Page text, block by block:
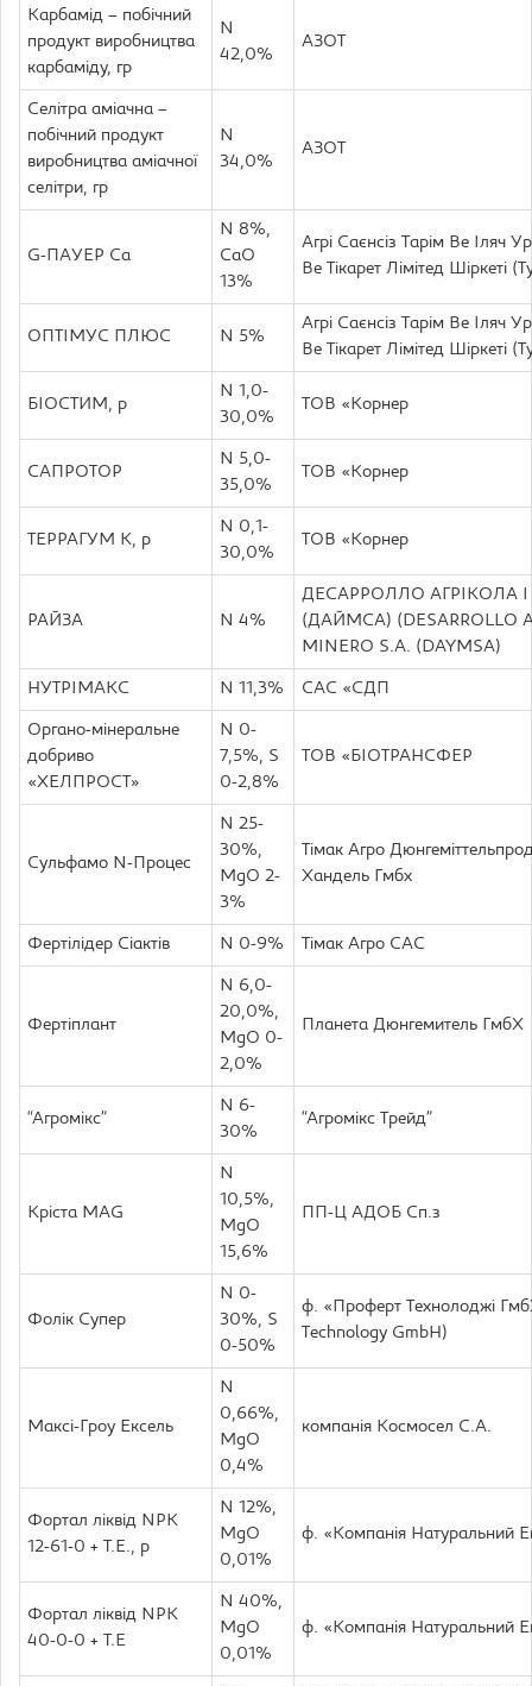
Карбамід – побічний
продукт виробництва
карбаміду, гр
N
42,0%
АЗОТ
Селітра аміачна –
побічний продукт
виробництва аміачної
селітри, гр
N
34,0%
АЗОТ
G-ПАУЕР Cа
N 8%,
CaO
13%
Агрі Саєнсіз Тарім Ве Іляч
Ве Тікарет Лімітед Шіркеті
ОПТІМУС ПЛЮС N 5%
Агрі Саєнсіз Тарім Ве Іляч
Ве Тікарет Лімітед Шіркеті
БІОСТИМ, р
N 1,0-
30,0%
TOB «Корнер
САПРОТОР
N 5,0-
35,0%
TOB «Корнер
ТЕРРАГУМ К, р
N 0,1-
30,0%
TOB «Корнер
РАЙЗА N 4%
ДЕСАРРОЛЛО АГРІКОЛА
(ДАЙМСА) (DESARROLLO
MINERO S.A. (DAYMSA)
НУТРІМАКС N 11,3% САС «СДП
Органо-мінеральне
добриво
«ХЕЛПРОСТ»
N 0-
7,5%, S
0-2,8%
TOB «БІОТРАНСФЕР
Сульфамо N-Процес
N 25-
30%,
MgO 2-
3%
Тімак Агро
Хандель Гмбх
Фертілідер Сіактів N 0-9% Тімак Агро САС
Фертіплант
N 6,0-
20,0%,
MgO 0-
2,0%
Планета Дюнгемитель ГмбХ
“Агромікс”
N 6-
30%
“Агромікс Трейд”
Кріста MAG
N
10,5%,
MgO
15,6%
ПП-Ц АДОБ Сп.з
Фолік Супер
N 0-
30%, S
0-50%
ф. «Проферт Технолоджі
Technology GmbH)
Максі-Гроу Ексель
N
0,66%,
MgO
0,4%
компанія Космосел С.А.
Фортал ліквід NPK
12-61-0 + Т.Е., р
N 12%,
MgO
0,01%
ф. «Компанія Натуральний
Фортал ліквід NPK
40-0-0 + Т.Е
N 40%,
MgO
0,01%
ф. «Компанія Натуральний